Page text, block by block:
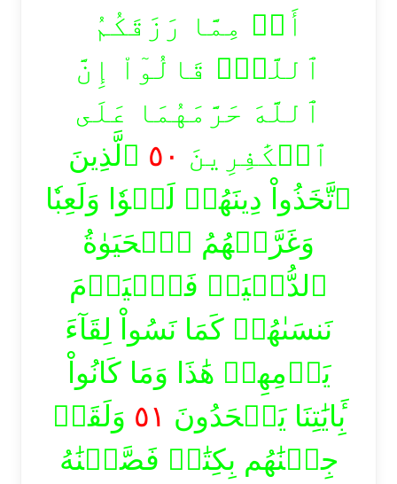
أَوۡ مِمَّا رَزَقَكُمُ
ٱللَّهُۚ قَالُوٓاْ إِنَّ
ٱللَّهَ حَرَّمَهُمَا عَلَى
ٱلۡكَٰفِرِينَ ٥٠ ٱلَّذِينَ
ٱتَّخَذُواْ دِينَهُمۡ لَهۡوٗا وَلَعِبٗا
وَغَرَّتۡهُمُ ٱلۡحَيَوٰةُ
ٱلدُّنۡيَاۚ فَٱلۡيَوۡمَ
نَنسَىٰهُمۡ كَمَا نَسُواْ لِقَآءَ
يَوۡمِهِمۡ هَٰذَا وَمَا كَانُواْ
بِ‍َٔايَٰتِنَا يَجۡحَدُونَ ٥١ وَلَقَدۡ
جِئۡنَٰهُم بِكِتَٰبٖ فَصَّلۡنَٰهُ